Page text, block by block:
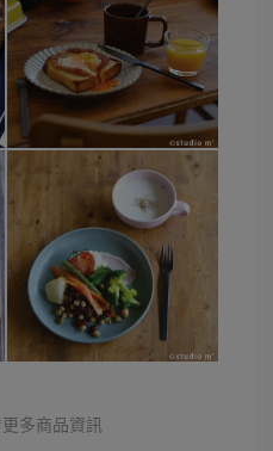
多商品資訊